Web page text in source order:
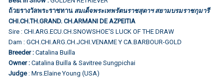
ถ้วยรางวัลพระราชทาน สมเด็จพระเทพรัตนราชสุดาฯ สยามบรมราชกุมารี
CHI.CH.TH.GRAND. CH.ARMANI DE AZPEITIA
Sire : CHI.ARG.ECU.CH.SNOWSHOE'S LUCK OF THE DRAW
Dam : GCH.CHI.ARG.CH.JCHI.VENAME Y CA.BARBOUR-GOLD
Breeder : Catalina Builla
Owner : Catalina Builla & Savitree Sungpichai
Judge : Mrs.Elaine Young (USA)